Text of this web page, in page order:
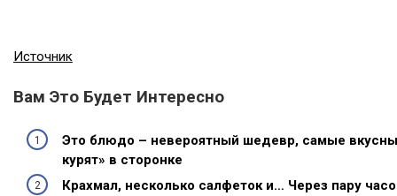
Источник
Вам Это Будет Интересно
Это блюдо – невероятный шедевр, самые
курят» в сторонке
Крахмал, несколько салфеток и… Через пару